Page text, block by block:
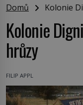
Domů Kolonie
Kolonie
hrůzy
FILIP APPL